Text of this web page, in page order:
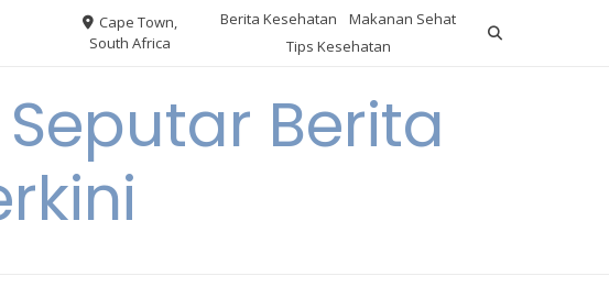
Cape Town,
South Africa
Berita Kesehatan
Makanan Sehat
Tips Kesehatan
Seputar Berita